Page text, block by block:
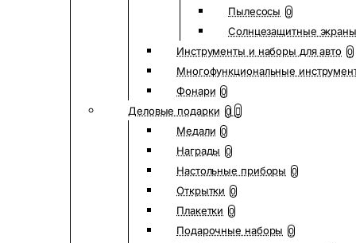
Пылесосы 0
Солнцезащитные экраны
Инструменты и наборы для авто 0
Многофункциональные
Фонари 0
Деловые подарки 0
Медали 0
Награды 0
Настольные приборы 0
Открытки 0
Плакетки 0
Подарочные наборы 0